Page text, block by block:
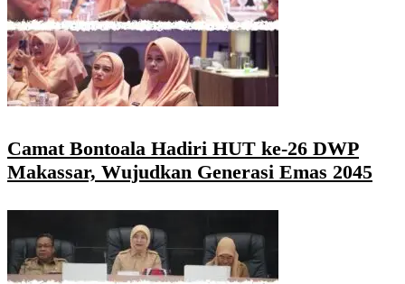
Camat Bontoala Hadiri HUT ke-26 DWP
Makassar, Wujudkan Generasi Emas 2045